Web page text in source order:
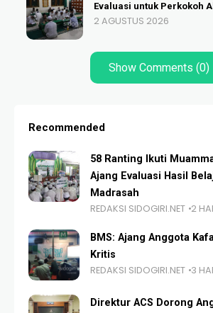
Evaluasi untuk Perkokoh
2 AGUSTUS 2026
Show Comments (0)
Recommended
58 Ranting Ikuti
Ajang Evaluasi Hasil
Madrasah
REDAKSI SIDOGIRI.NET 2
BMS: Ajang Anggota
Kritis
REDAKSI SIDOGIRI.NET 3
Direktur ACS Dorong